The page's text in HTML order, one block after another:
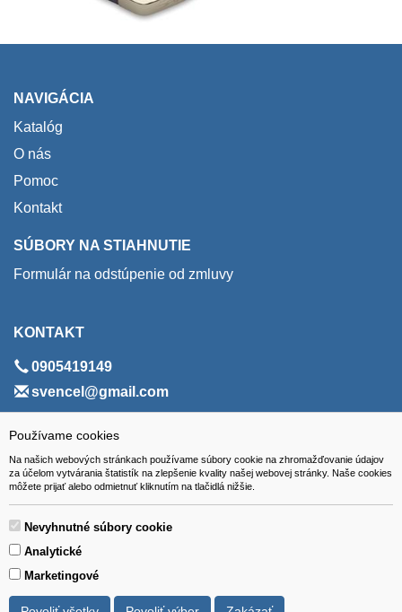
Používame cookies
Na našich webových stránkach používame súbory cookie na zhromažďovanie údajov
za účelom vytvárania štatistík na zlepšenie kvality našej webovej stránky. Naše cookies
môžete prijať alebo odmietnuť kliknutím na tlačidlá nižšie.
Nevyhnutné súbory cookie
Analytické
Marketingové
NAVIGÁCIA
Katalóg
O nás
Pomoc
Kontakt
SÚBORY NA STIAHNUTIE
Formulár na odstúpenie od zmluvy
KONTAKT
0905419149
svencel@gmail.com
ADRESA
VEST - tech s.r.o.
Hviezdoslavova 280/6, 965 01 Žiar nad Hronom
Slovakia (Slovak Republic)